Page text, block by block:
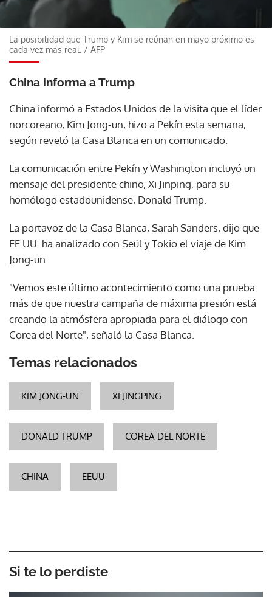
La posibilidad que Trump y Kim se reúnan en mayo próximo es
cada vez mas real. / AFP
China informa a Trump
China informó a Estados Unidos de la visita que el líder
norcoreano, Kim Jong-un, hizo a Pekín esta semana,
según reveló la Casa Blanca en un comunicado.
La comunicación entre Pekín y Washington incluyó un
mensaje del presidente chino, Xi Jinping, para su
homólogo estadounidense, Donald Trump.
La portavoz de la Casa Blanca, Sarah Sanders, dijo que
EE.UU. ha analizado con Seúl y Tokio el viaje de Kim
Jong-un.
"Vemos este último acontecimiento como una prueba
más de que nuestra campaña de máxima presión está
creando la atmósfera apropiada para el diálogo con
Corea del Norte", señaló la Casa Blanca.
Temas relacionados
KIM JONG-UN XI JINGPING
DONALD TRUMP COREA DEL NORTE
CHINA EEUU
Si te lo perdiste